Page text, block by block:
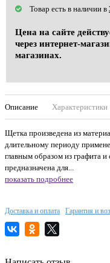
Товар есть в наличии в
Цена на сайте
через интернет-
магазинах.
Описание Характеристики
Щетка произведена из
длительному периоду
главным образом из графита
предназначена для...
показать подробнее
Доставка и оплата Гарантия и